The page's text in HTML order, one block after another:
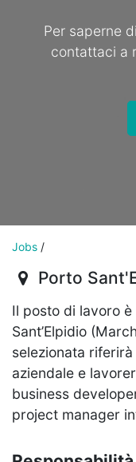
Per saperne
contattaci a
Jobs /
Porto
Il posto di lavoro
Sant’Elpidio
selezionata
aziendale e
business
project manager